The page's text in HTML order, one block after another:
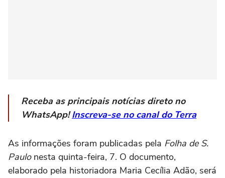
Receba as principais notícias direto no
WhatsApp!Inscreva-se no canal do Terra
As informações foram publicadas pela Folha de S.
Paulonesta quinta-feira, 7. O documento,
elaborado pela historiadora Maria Cecília Adão, será